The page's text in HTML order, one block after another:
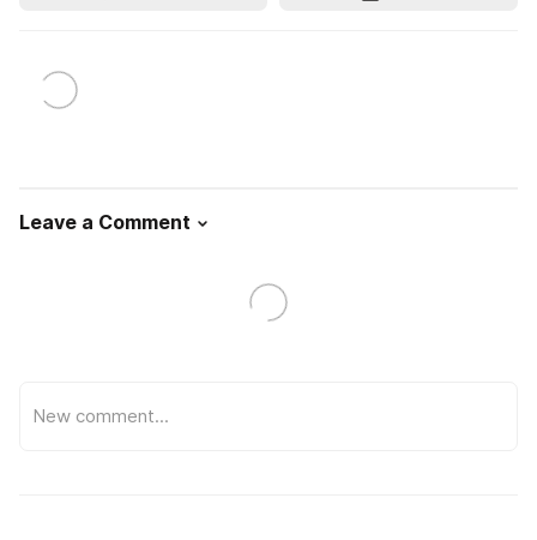
Leave a Comment